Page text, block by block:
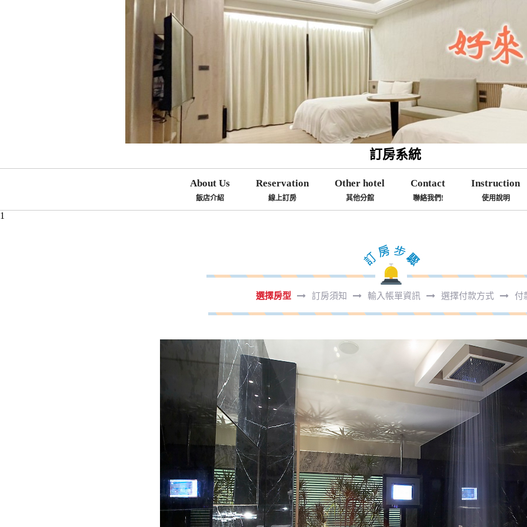
訂房系統
About Us
飯店介紹
Reservation
線上訂房
Other hotel
其他分館
Contact
聯絡我們!
Instruction
使用說明
1
選擇房型 訂房須知 輸入帳單資訊 選擇付款方式 付